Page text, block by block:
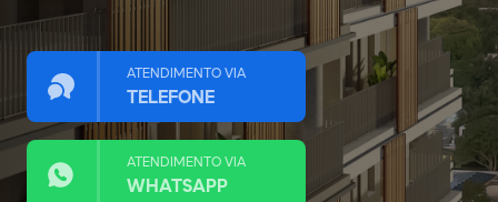
ATENDIMENTO VIA
TELEFONE
ATENDIMENTO VIA
WHATSAPP